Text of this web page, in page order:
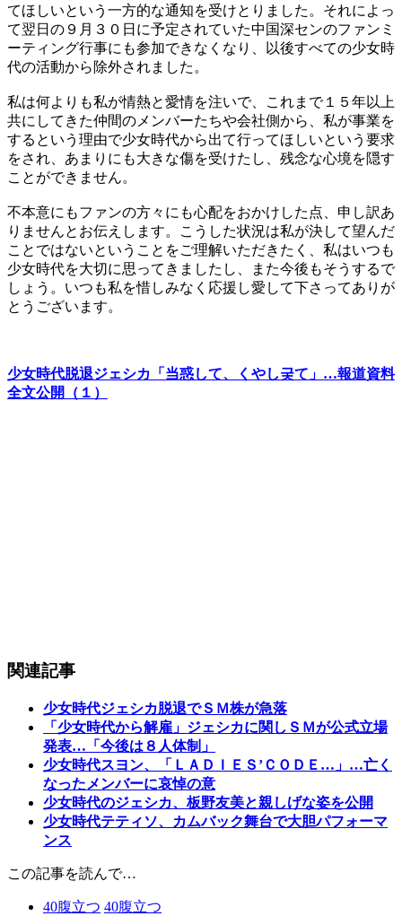
てほしいという一方的な通知を受けとりました。それによっ
て翌日の９月３０日に予定されていた中国深センのファンミ
ーティング行事にも参加できなくなり、以後すべての少女時
代の活動から除外されました。
私は何よりも私が情熱と愛情を注いで、これまで１５年以上
共にしてきた仲間のメンバーたちや会社側から、私が事業を
するという理由で少女時代から出て行ってほしいという要求
をされ、あまりにも大きな傷を受けたし、残念な心境を隠す
ことができません。
不本意にもファンの方々にも心配をおかけした点、申し訳あ
りませんとお伝えします。こうした状況は私が決して望んだ
ことではないということをご理解いただきたく、私はいつも
少女時代を大切に思ってきましたし、また今後もそうするで
しょう。いつも私を惜しみなく応援し愛して下さってありが
とうございます。
少女時代脱退ジェシカ「当惑して、くやし궂て」…報道資料
全文公開（１）
関連記事
少女時代ジェシカ脱退でＳＭ株が急落
「少女時代から解雇」ジェシカに関しＳＭが公式立場
発表…「今後は８人体制」
少女時代スヨン、「ＬＡＤＩＥＳ’ＣＯＤＥ…」…亡く
なったメンバーに哀悼の意
少女時代のジェシカ、板野友美と親しげな姿を公開
少女時代テティソ、カムバック舞台で大胆パフォーマ
ンス
この記事を読んで…
40腹立つ 40腹立つ